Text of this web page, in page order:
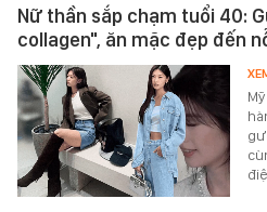
Nữ thần sắp chạm tuổi 40:
collagen", ăn mặc đẹp đến